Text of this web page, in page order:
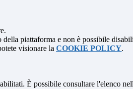
piattaforma e non è possibile
visionare la COOKIE POLICY.
È possibile consultare l'elenco